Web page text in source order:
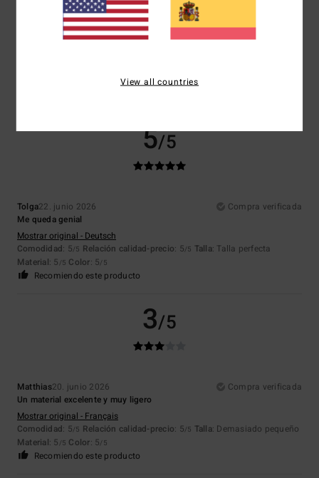
27. junio 2026
Compra verificada
Comodidad, corte, colores, bolsillo con cremallera
5/5
Tolga22. junio 2026
Compra verificada
Me queda genial
Mostrar original - Deutsch
Comodidad: 5/5 Relación calidad-precio: 5/5 Talla: Talla perfecta
Material: 5 /5 Color: 5/5
Recomiendo este producto
3/5
Matthias20. junio 2026
Compra verificada
Un material excelente y muy ligero
Mostrar original - Français
Comodidad: 5/5 Relación calidad-precio: 5/5 Talla: Demasiado pequeño
Material: 5 /5 Color: 5/5
Recomiendo este producto
View all countries